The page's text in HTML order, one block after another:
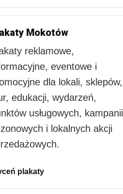
Mokotów
reklamowe,
eventowe i
dla lokali, sklepów,
edukacji, wydarzeń,
usługowych, kampanii
i lokalnych akcji
plakaty